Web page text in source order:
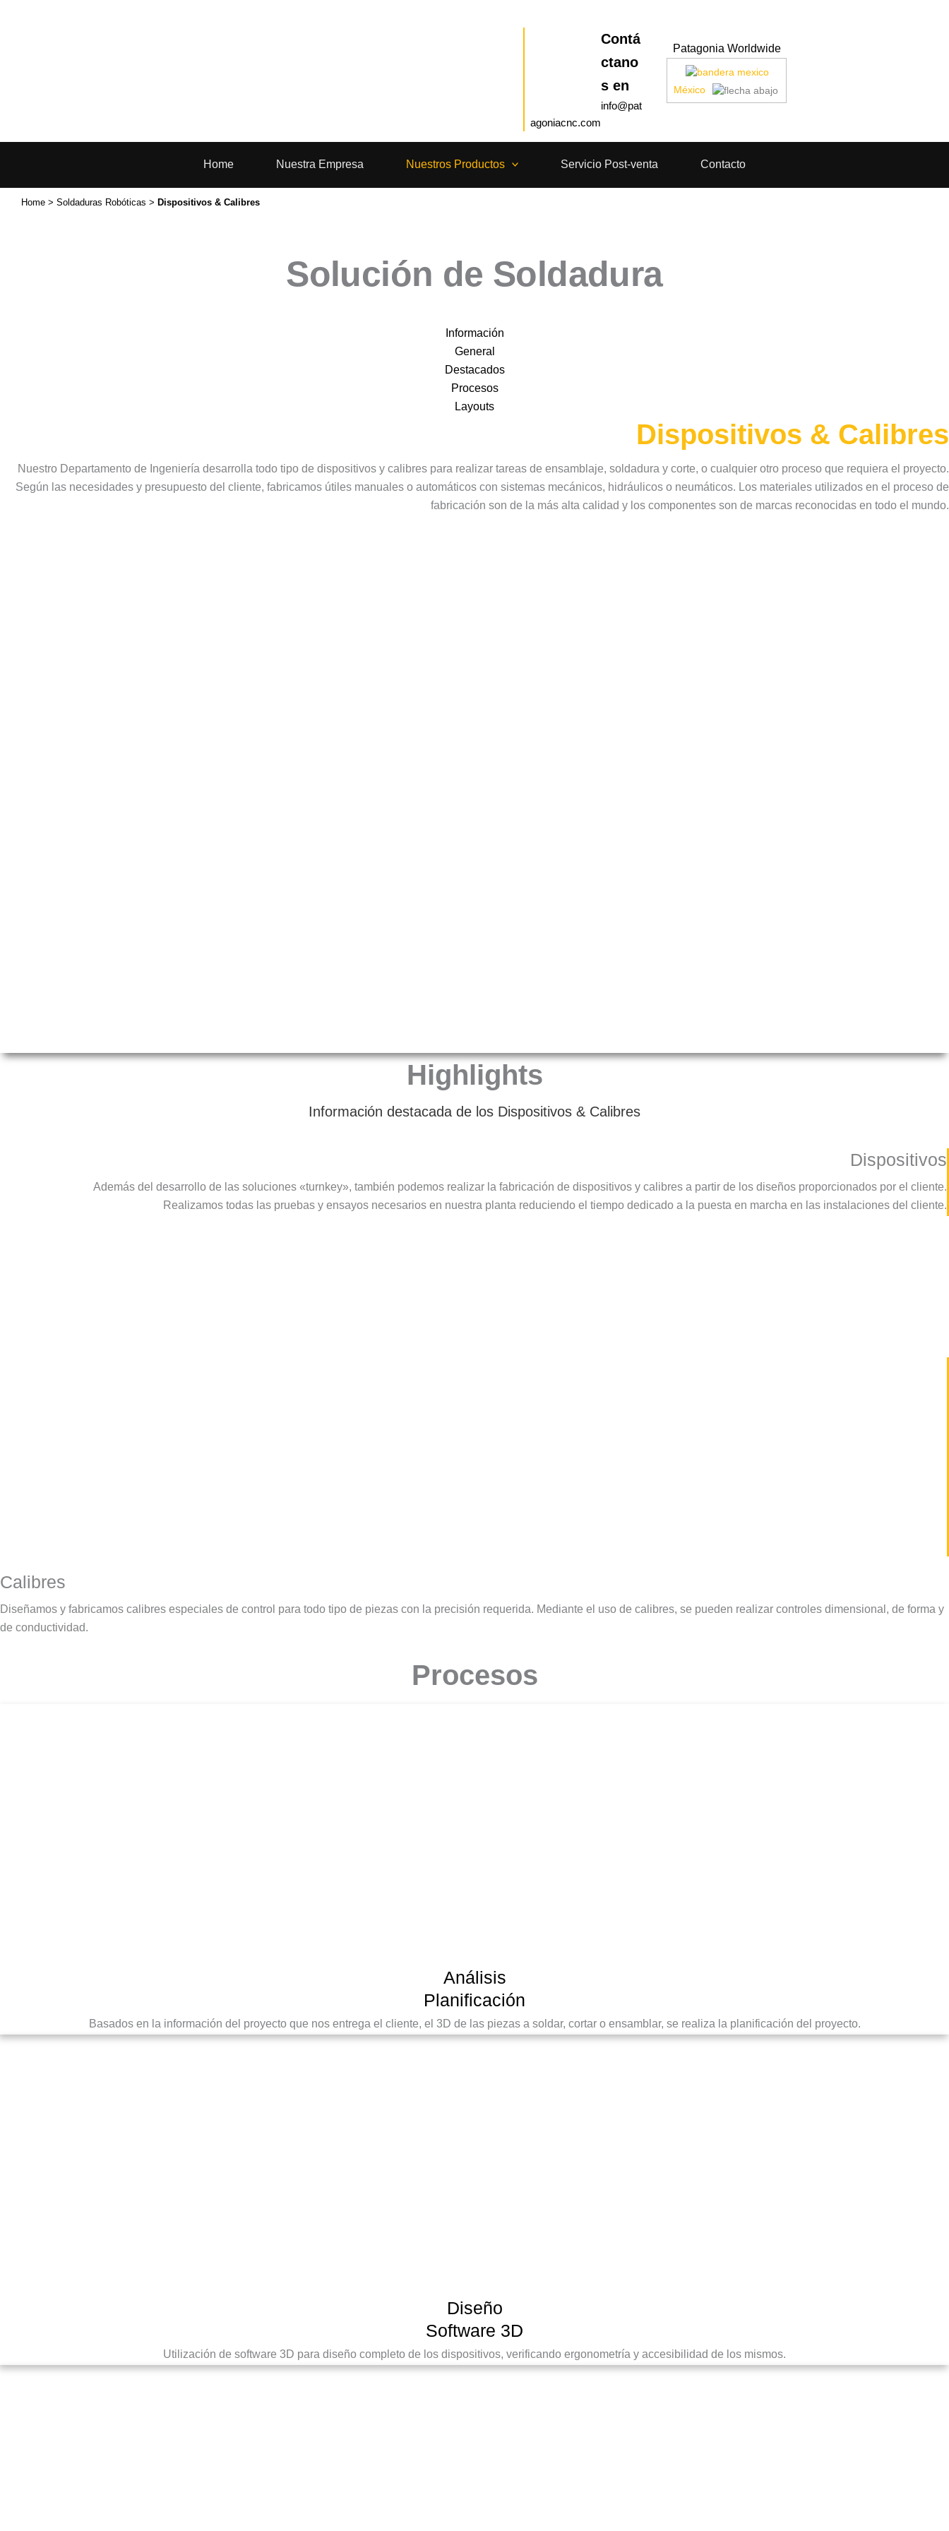
Contá
ctano
s en
info@pat
agoniacnc.com
Patagonia Worldwide
México
Home Nuestra Empresa Nuestros Productos Servicio Post-venta Contacto
Home > Soldaduras Robóticas > Dispositivos & Calibres
Solución de Soldadura
Información
General
Destacados
Procesos
Layouts
Dispositivos & Calibres
Nuestro Departamento de Ingeniería desarrolla todo tipo de dispositivos y calibres para realizar tareas de ensamblaje, soldadura y corte, o cualquier otro proceso que requiera el proyecto.
Según las necesidades y presupuesto del cliente, fabricamos útiles manuales o automáticos con sistemas mecánicos, hidráulicos o neumáticos. Los materiales utilizados en el proceso de
fabricación son de la más alta calidad y los componentes son de marcas reconocidas en todo el mundo.
Highlights
Información destacada de los Dispositivos & Calibres
Dispositivos
Además del desarrollo de las soluciones «turnkey», también podemos realizar la fabricación de dispositivos y calibres a partir de los diseños proporcionados por el cliente.
Realizamos todas las pruebas y ensayos necesarios en nuestra planta reduciendo el tiempo dedicado a la puesta en marcha en las instalaciones del cliente.
Calibres
Diseñamos y fabricamos calibres especiales de control para todo tipo de piezas con la precisión requerida. Mediante el uso de calibres, se pueden realizar controles dimensional, de forma y
de conductividad.
Procesos
Análisis
Planificación
Basados en la información del proyecto que nos entrega el cliente, el 3D de las piezas a soldar, cortar o ensamblar, se realiza la planificación del proyecto.
Diseño
Software 3D
Utilización de software 3D para diseño completo de los dispositivos, verificando ergonometría y accesibilidad de los mismos.